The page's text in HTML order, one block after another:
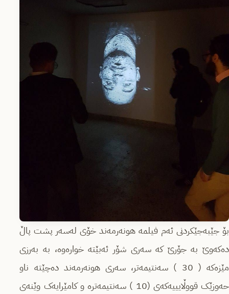
بۆ جێبەجێکردنی ئەم فیلمە هونەرمەند خۆی لەسەر پشت پاڵ
دەکەوێ بە جۆرێ کە سەری شۆر ئەبێتە خوارەوە، بە بەرزی
مێزەکە ( 30 ) سەنتیمەتر، سەری هونەرمەند دەچێتە ناو
حەوزێک قووڵایییەکەی (10 ) سەنتیمەترە و کامێرایەک وێنەی